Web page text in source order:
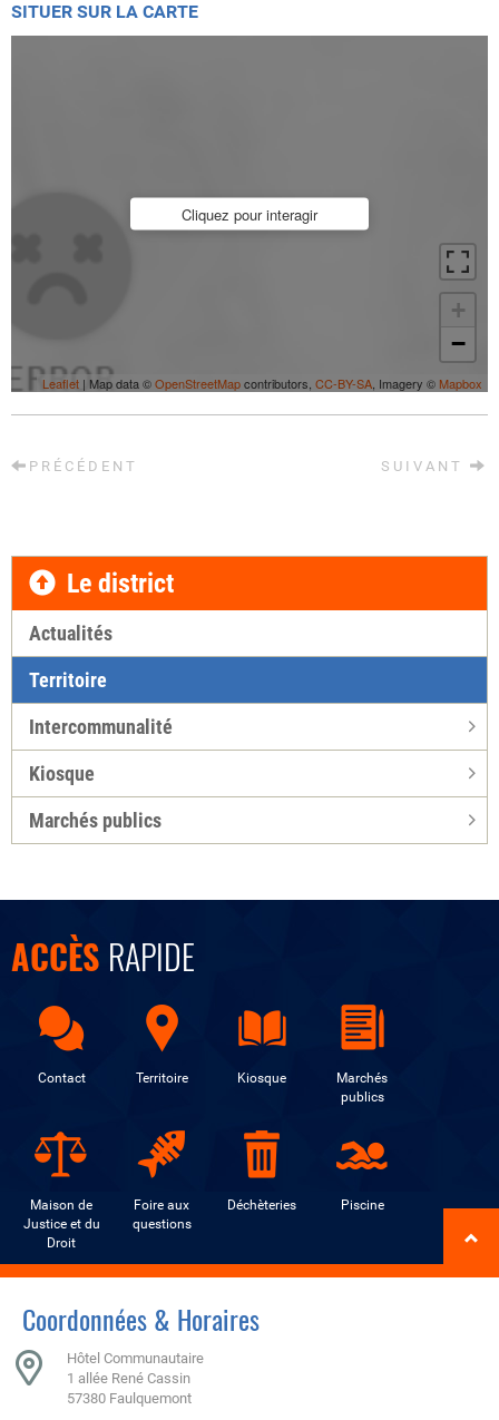
SITUER SUR LA CARTE
+
−
Leaflet | Map data ©OpenStreetMapcontributors, CC-BY-SA, Imagery © Mapbox
Cliquez pour interagir
PRÉCÉDENT SUIVANT
Le district
Actualités
Territoire
Intercommunalité
Kiosque
Marchés publics
ACCÈS RAPIDE
Contact Territoire Kiosque
Marchés
publics
Maison de
Justice et du
Droit
Foire aux
questions
Déchèteries Piscine
Coordonnées & Horaires
Hôtel Communautaire
1 allée René Cassin
57380 Faulquemont